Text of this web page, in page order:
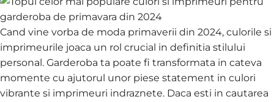
Cand vine vorba de moda primaverii din 2024, culorile si
imprimeurile joaca un rol crucial in definitia stilului
personal. Garderoba ta poate fi transformata in cateva
momente cu ajutorul unor piese statement in culori
vibrante si imprimeuri indraznete. Daca esti in cautarea